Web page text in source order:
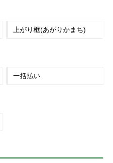
上がり框(あがりかまち)
一括払い